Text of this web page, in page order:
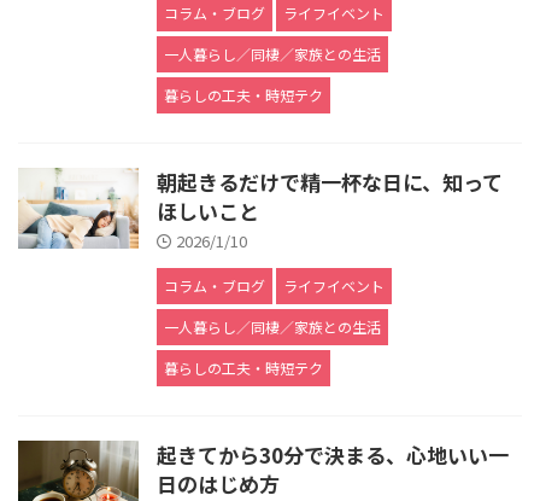
コラム・ブログ
ライフイベント
一人暮らし／同棲／家族との生活
暮らしの工夫・時短テク
朝起きるだけで精一杯な日に、知って
ほしいこと
2026/1/10
コラム・ブログ
ライフイベント
一人暮らし／同棲／家族との生活
暮らしの工夫・時短テク
起きてから30分で決まる、心地いい一
日のはじめ方